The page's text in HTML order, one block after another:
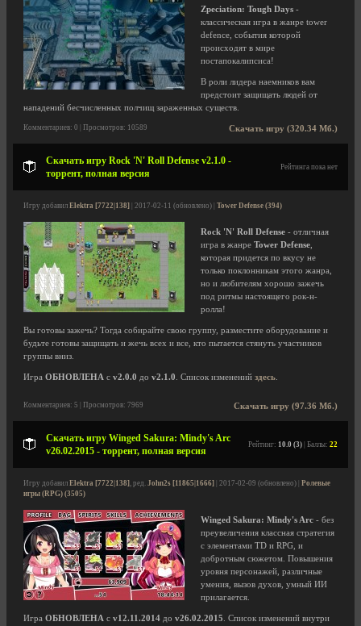
Zpeciation: Tough Days -
классическая игра в жанре tower
defence, события которой
происходят в мире
постапокалипсиса!
В роли лидера наемников вам
предстоит защищать людей от
нападений бесчисленных полчищ зараженных существ.
Скачать игру (320.34 Мб.)
Комментариев: 0 | Просмотров: 10589
Скачать игру Rock 'N' Roll Defense v2.1.0 -
торрент, полная версия
Рейтинга пока нет
Игру добавил Elektra [7722|138] | 2017-02-11 (обновлено) | Tower Defense (394)
Rock 'N' Roll Defense - отличная
игра в жанре Tower Defense
которая придется по вкусу не
только поклонникам этого жанра,
но и любителям хорошо зажечь
под ритмы настоящего рок-н-
ролла!
Вы готовы зажечь? Тогда собирайте свою группу, разместите оборудование и
будьте готовы защищать и жечь всех и все, кто пытается стянуть участников
группы вниз.
Игра ОБНОВЛЕНА с v2.0.0 до v2.1.0 . Список изменений здесь
Скачать игру (97.36 Мб.)
Комментариев: 5 | Просмотров: 7969
Скачать игру Winged Sakura: Mindy's Arc
v26.02.2015 - торрент, полная версия
Рейтинг: 10.0 (3) | Баллы: 22
Игру добавил Elektra [7722|138], ред. John2s [11865|1666] | 2017-02-09 (обновлено) | Ролевые
игры (RPG) (3505)
Winged Sakura: Mindy's Arc - без
преувеличения классная стратегия
с элементами TD и RPG, и
добротным сюжетом. Повышения
уровня персонажей, различные
умения, вызов духов, умный ИИ
прилагается.
Игра ОБНОВЛЕНА с v12.11.2014 до v26.02.2015 . Список изменений внутри